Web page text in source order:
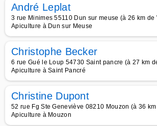
André Leplat
3 rue Minimes 55110 Dun sur meuse (à 26 km
Apiculture à Dun sur Meuse
Christophe Becker
6 rue Gué le Loup 54730 Saint pancre (à 27 km
Apiculture à Saint Pancré
Christine Dupont
52 rue Fg Ste Geneviève 08210 Mouzon (à 36
Apiculture à Mouzon